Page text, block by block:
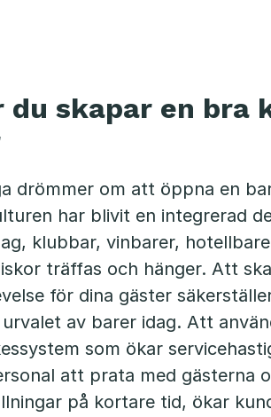
du skapar en bra
drömmer om att öppna en
har blivit en integrerad
klubbar, vinbarer,
träffas och hänger. Att
för dina gäster
av barer idag. Att
som ökar
att prata med gästerna
på kortare tid, ökar